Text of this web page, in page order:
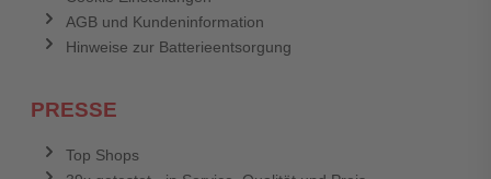
AGB und Kundeninformation
Hinweise zur Batterieentsorgung
PRESSE
Top Shops